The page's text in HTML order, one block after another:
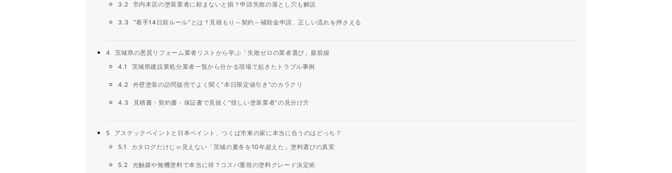
3.2 市内本店の塗装業者に頼まないと損？申請失敗の落とし穴も解説
3.3 “着手14日前ルール”とは？見積もり～契約～補助金申請、正しい流れを押さえる
4
茨城県の悪質リフォーム業者リストから学ぶ「失敗ゼロの業者選び」最前線
4.1
茨城県建設業処分業者一覧から分かる現場で起きたトラブル事例
4.2 外壁塗装の訪問販売でよく聞く“本日限定値引き”のカラクリ
4.3 見積書・契約書・保証書で見抜く“怪しい塗装業者”の見分け方
5
アステックペイントと日本ペイント、つくば市東の家に本当に合うのはどっち？
5.1
カタログだけじゃ見えない「茨城の夏冬を10年超えた」塗料選びの真実
5.2 光触媒や無機塗料で本当に得？コスパ重視の塗料グレード決定術